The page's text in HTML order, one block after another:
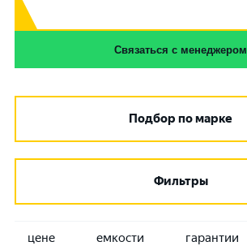
Связаться с менеджером
Подбор по марке
Фильтры
цене емкости гарантии